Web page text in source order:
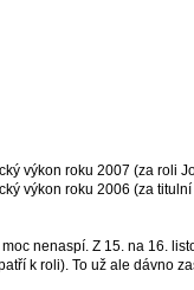
výkon roku 2007 (za roli
výkon roku 2006 (za
nenaspí. Z 15. na 16.
k roli). To už ale dávno